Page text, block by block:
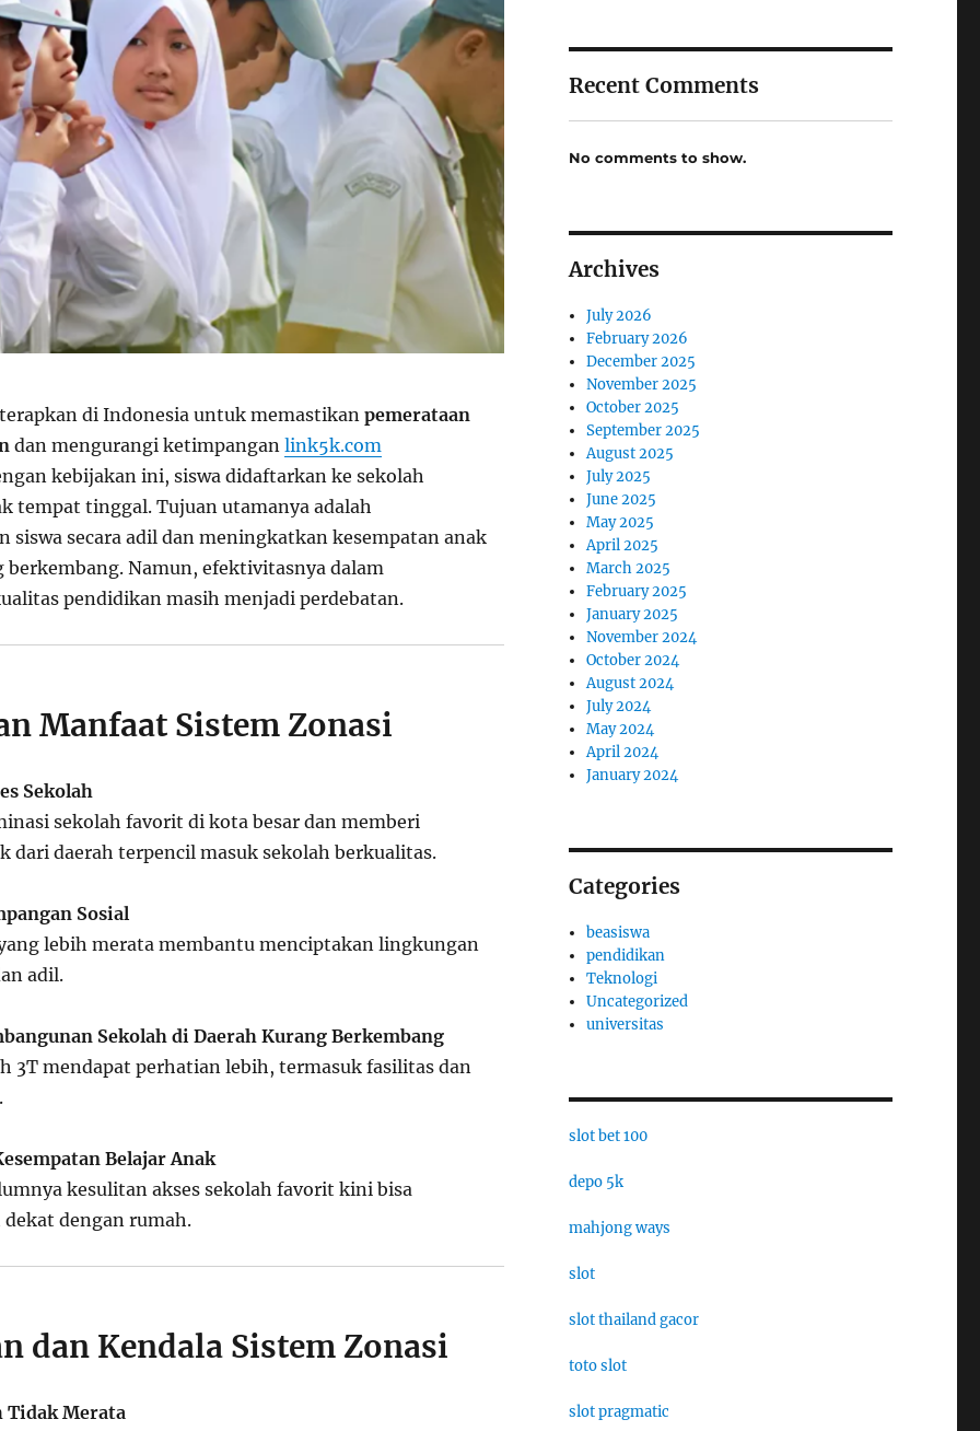
di Indonesia untuk memastikan pemerataan
dan mengurangi ketimpangan link5k.com
kebijakan ini, siswa didaftarkan ke sekolah
tempat tinggal. Tujuan utamanya adalah
siswa secara adil dan meningkatkan kesempatan anak
berkembang. Namun, efektivitasnya dalam
pendidikan masih menjadi perdebatan.
Manfaat Sistem Zonasi
Sekolah
sekolah favorit di kota besar dan memberi
dari daerah terpencil masuk sekolah berkualitas.
Sosial
lebih merata membantu menciptakan lingkungan
adil.
Sekolah di Daerah Kurang Berkembang
3T mendapat perhatian lebih, termasuk fasilitas dan
Belajar Anak
kesulitan akses sekolah favorit kini bisa
dengan rumah.
dan Kendala Sistem Zonasi
Tidak Merata
Recent Comments
No comments to show.
Archives
July 2026
February 2026
December 2025
November 2025
October 2025
September 2025
August 2025
July 2025
June 2025
May 2025
April 2025
March 2025
February 2025
January 2025
November 2024
October 2024
August 2024
July 2024
May 2024
April 2024
January 2024
Categories
beasiswa
pendidikan
Teknologi
Uncategorized
universitas
slot bet 100
depo 5k
mahjong ways
slot
slot thailand gacor
toto slot
slot pragmatic